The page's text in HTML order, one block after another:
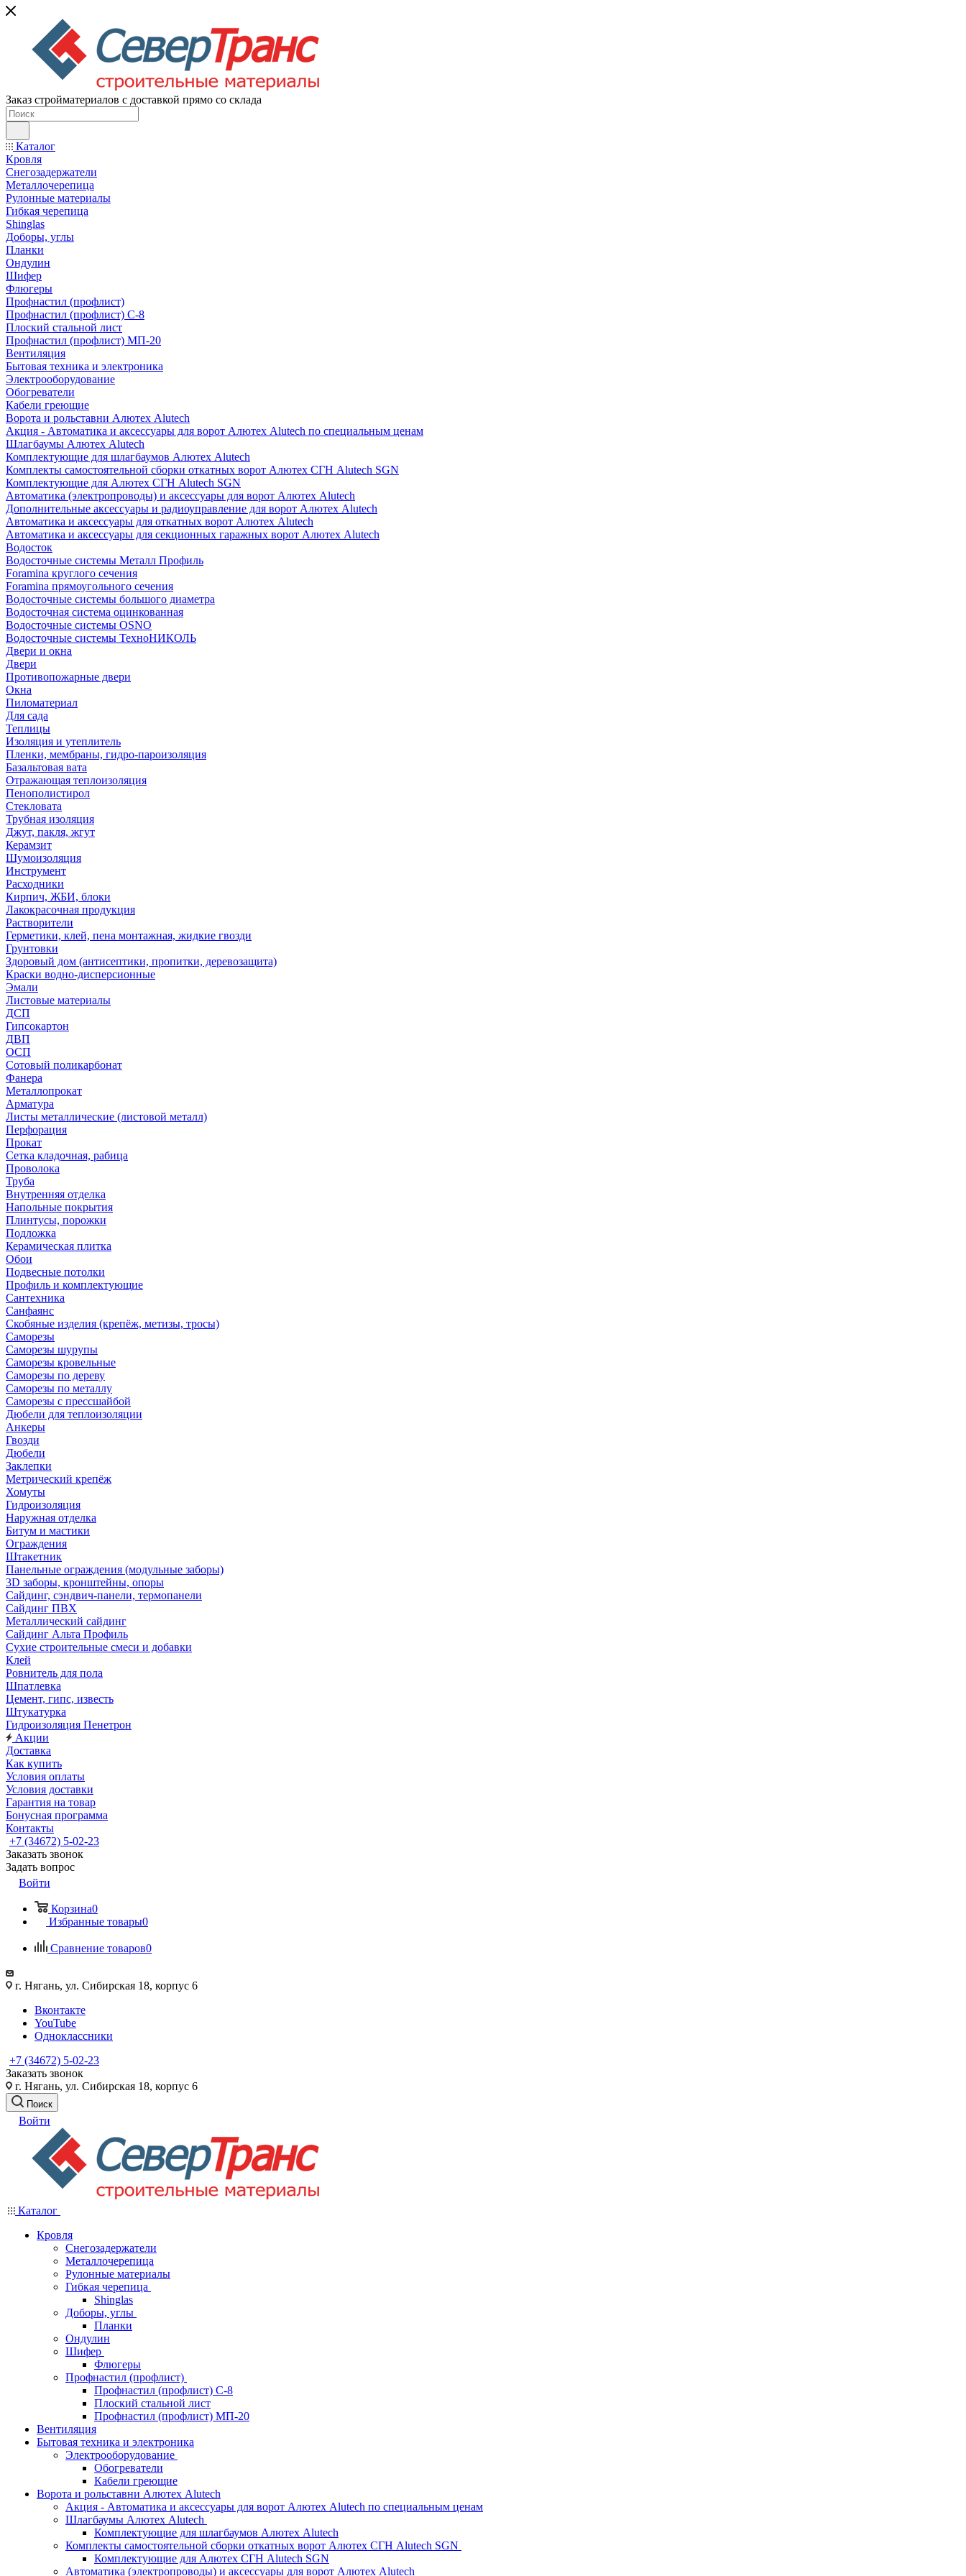
Заказ стройматериалов с доставкой прямо со склада
Каталог
Кровля
Снегозадержатели
Металлочерепица
Рулонные материалы
Гибкая черепица
Shinglas
Доборы, углы
Планки
Ондулин
Шифер
Флюгеры
Профнастил (профлист)
Профнастил (профлист) С-8
Плоский стальной лист
Профнастил (профлист) МП-20
Вентиляция
Бытовая техника и электроника
Электрооборудование
Обогреватели
Кабели греющие
Ворота и рольставни Алютех Alutech
Акция - Автоматика и аксессуары для ворот Алютех Alutech по специальным ценам
Шлагбаумы Алютех Alutech
Комплектующие для шлагбаумов Алютех Alutech
Комплекты самостоятельной сборки откатных ворот Алютех СГН Alutech SGN
Комплектующие для Алютех СГН Alutech SGN
Автоматика (электропроводы) и аксессуары для ворот Алютех Alutech
Дополнительные аксессуары и радиоуправление для ворот Алютех Alutech
Автоматика и аксессуары для откатных ворот Алютех Alutech
Автоматика и аксессуары для секционных гаражных ворот Алютех Alutech
Водосток
Водосточные системы Металл Профиль
Foramina круглого сечения
Foramina прямоугольного сечения
Водосточные системы большого диаметра
Водосточная система оцинкованная
Водосточные системы OSNO
Водосточные системы ТехноНИКОЛЬ
Двери и окна
Двери
Противопожарные двери
Окна
Пиломатериал
Для сада
Теплицы
Изоляция и утеплитель
Пленки, мембраны, гидро-пароизоляция
Базальтовая вата
Отражающая теплоизоляция
Пенополистирол
Стекловата
Трубная изоляция
Джут, пакля, жгут
Керамзит
Шумоизоляция
Инструмент
Расходники
Кирпич, ЖБИ, блоки
Лакокрасочная продукция
Растворители
Герметики, клей, пена монтажная, жидкие гвозди
Грунтовки
Здоровый дом (антисептики, пропитки, деревозащита)
Краски водно-дисперсионные
Эмали
Листовые материалы
ДСП
Гипсокартон
ДВП
ОСП
Сотовый поликарбонат
Фанера
Металлопрокат
Арматура
Листы металлические (листовой металл)
Перфорация
Прокат
Сетка кладочная, рабица
Проволока
Труба
Внутренняя отделка
Напольные покрытия
Плинтусы, порожки
Подложка
Керамическая плитка
Обои
Подвесные потолки
Профиль и комплектующие
Сантехника
Санфаянс
Скобяные изделия (крепёж, метизы, тросы)
Саморезы
Саморезы шурупы
Саморезы кровельные
Саморезы по дереву
Саморезы по металлу
Саморезы с прессшайбой
Дюбели для теплоизоляции
Анкеры
Гвозди
Дюбели
Заклепки
Метрический крепёж
Хомуты
Гидроизоляция
Наружная отделка
Битум и мастики
Ограждения
Штакетник
Панельные ограждения (модульные заборы)
3D заборы, кронштейны, опоры
Cайдинг, сэндвич-панели, термопанели
Сайдинг ПВХ
Металлический сайдинг
Сайдинг Альта Профиль
Сухие строительные смеси и добавки
Клей
Ровнитель для пола
Шпатлевка
Цемент, гипс, известь
Штукатурка
Гидроизоляция Пенетрон
Акции
Доставка
Как купить
Условия оплаты
Условия доставки
Гарантия на товар
Бонусная программа
Контакты
+7 (34672) 5-02-23
Заказать звонок
Задать вопрос
Войти
Корзина0
Избранные товары0
Сравнение товаров0
г. Нягань, ул. Сибирская 18, корпус 6
Вконтакте
YouTube
Одноклассники
+7 (34672) 5-02-23
Заказать звонок
г. Нягань, ул. Сибирская 18, корпус 6
Поиск
Войти
Каталог
Кровля
Снегозадержатели
Металлочерепица
Рулонные материалы
Гибкая черепица
Shinglas
Доборы, углы
Планки
Ондулин
Шифер
Флюгеры
Профнастил (профлист)
Профнастил (профлист) С-8
Плоский стальной лист
Профнастил (профлист) МП-20
Вентиляция
Бытовая техника и электроника
Электрооборудование
Обогреватели
Кабели греющие
Ворота и рольставни Алютех Alutech
Акция - Автоматика и аксессуары для ворот Алютех Alutech по специальным ценам
Шлагбаумы Алютех Alutech
Комплектующие для шлагбаумов Алютех Alutech
Комплекты самостоятельной сборки откатных ворот Алютех СГН Alutech SGN
Комплектующие для Алютех СГН Alutech SGN
Автоматика (электропроводы) и аксессуары для ворот Алютех Alutech